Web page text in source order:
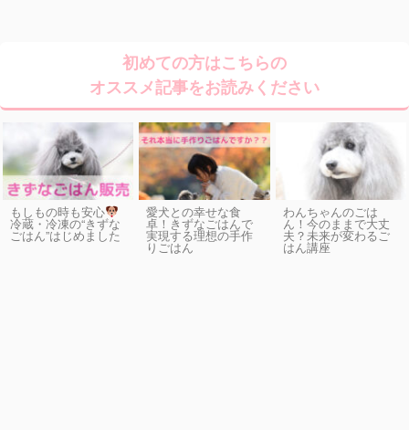
初めての方はこちらの
オススメ記事をお読みください
もしもの時も安心
冷蔵・冷凍の“きずな
ごはん”はじめました
愛犬との幸せな食
卓！きずなごはんで
実現する理想の手作
りごはん
わんちゃんのごは
ん！今のままで大丈
夫？未来が変わるご
はん講座